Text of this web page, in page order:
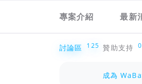
專案介紹
最新
討論區 125 贊助支持 0
成為